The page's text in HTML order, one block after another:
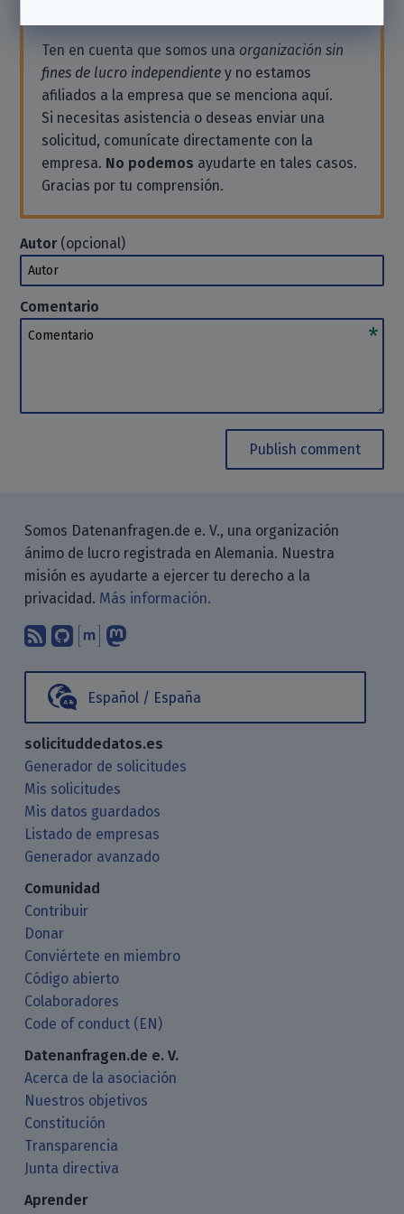
Ten en cuenta que somos una organización sin
fines de lucro independiente y no estamos
afiliados a la empresa que se menciona aquí.
Si necesitas asistencia o deseas enviar una
solicitud, comunícate directamente con la
empresa. No podemos ayudarte en tales casos.
Gracias por tu comprensión.
Autor(opcional)
Autor
Comentario
Comentario
Publish comment
Somos Datenanfragen.de e. V., una organización
ánimo de lucro registrada en Alemania. Nuestra
misión es ayudarte a ejercer tu derecho a la
privacidad. Más información.
Suscríbete a nuestro blog a través
Encuéntranos en GitHub
Encuéntranos en Matrix
Español / España
solicituddedatos.es
Generador de solicitudes
Mis solicitudes
Mis datos guardados
Listado de empresas
Generador avanzado
Comunidad
Contribuir
Donar
Conviértete en miembro
Código abierto
Colaboradores
Code of conduct (EN)
Datenanfragen.de e. V.
Acerca de la asociación
Nuestros objetivos
Constitución
Transparencia
Junta directiva
Aprender